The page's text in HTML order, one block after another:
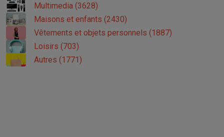
Multimedia (3628)
Maisons et enfants (2430)
Vêtements et objets personnels (1887)
Loisirs (703)
Autres (1771)